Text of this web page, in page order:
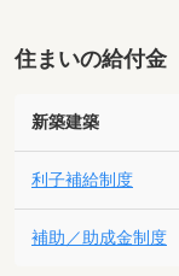
住まいの給付金
新築建築
利子補給制度
補助／助成金制度